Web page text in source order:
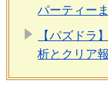
パーティー
【パズドラ
析とクリア